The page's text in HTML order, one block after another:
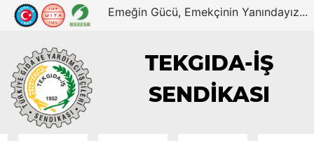
Emeğin Gücü, Emekçinin Yanındayız...
TEKGIDA-İŞ
SENDİKASI